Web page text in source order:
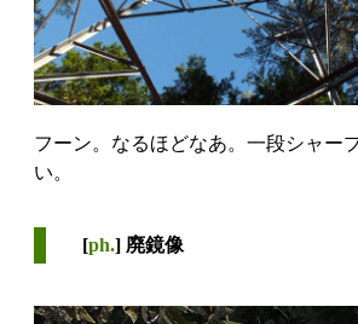
フーン。なるほどなあ。一段シャー
い。
[ph.] 廃鏡像